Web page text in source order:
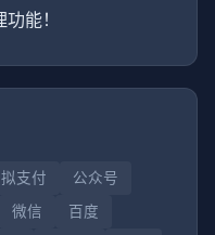
能！
支付
公众号
微信
百度